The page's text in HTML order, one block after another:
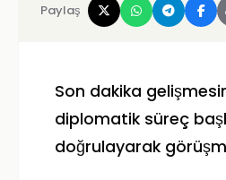
Paylaş
Son dakika
diplomatik süreç
doğrulayarak